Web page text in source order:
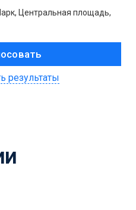
Центральная площадь,
результаты